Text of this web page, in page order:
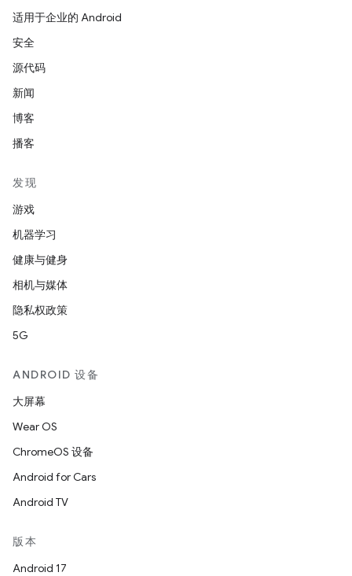
适用于企业的 Android
安全
源代码
新闻
博客
播客
发现
游戏
机器学习
健康与健身
相机与媒体
隐私权政策
5G
ANDROID 设备
大屏幕
Wear OS
ChromeOS 设备
Android for Cars
Android TV
版本
Android 17